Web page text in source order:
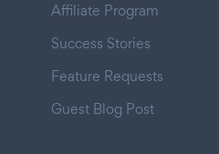
Affiliate Program
Success Stories
Feature Requests
Guest Blog Post